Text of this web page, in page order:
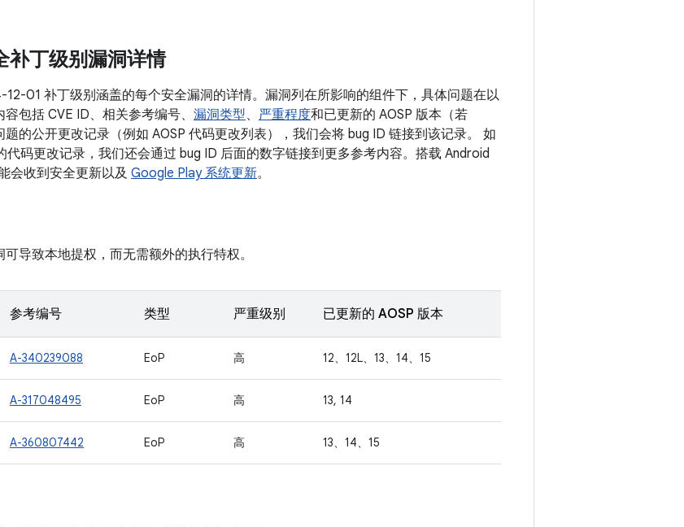
补丁级别漏洞详情
01 补丁级别涵盖的每个安全漏洞的详情。漏洞列在所影响的组件下，具体问题在以
包括 CVE ID、相关参考编号、 漏洞类型、 严重程度和已更新的 AOSP 版本（若
的公开更改记录（例如 AOSP 代码更改列表），我们会将 bug ID 链接到该记录。 如
代码更改记录，我们还会通过 bug ID 后面的数字链接到更多参考内容。搭载 Android
会收到安全更新以及 Google Play 系统更新。
导致本地提权，而无需额外的执行特权。
参考编号 类型 严重级别 已更新的 AOSP 版本
A-340239088 EoP 高 12、12L、13、14、15
A-317048495 EoP 高 13, 14
A-360807442 EoP 高 13、14、15